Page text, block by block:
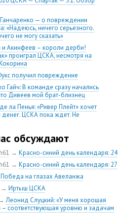
— о повреждении
«Надеюсь, ничего серьезного.
не могу сказать»
Акинфеев – короли дерби!
проиграл ЦСКА, несмотря на
получил повреждение
Гайч: В команде сразу начались
Дивеев мой брат-близнец
ла Пенья: «Ривер Плейт» хочет
ЦСКА пока ждет. Не
Химки — ЦСКА — 0:2. Обзор
сезона в РПЛ —
победа ЦСКА. Гончаренко
11 россиян в старте
— о Гайче: «Если покупаем за
деньги, значит, рассчитываем как
форварда»
«Влашича сложно заменить,
и Дзагоеву сегодня это
обсуждают
→ Красно-синий день календаря: 24
→ Красно-синий день календаря: 27
Победа на глазах Авеланжа
→ Иртыш ЦСКА
Леонид Слуцкий: «У меня хорошая
соответствующая уровню и задачам